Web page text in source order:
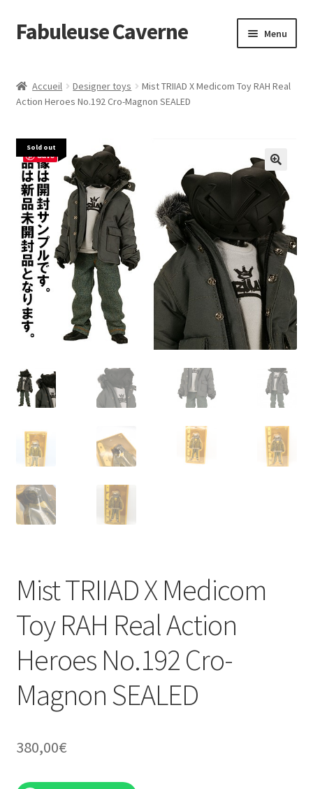
Aller
à
navigation
Aller
au
Fabuleuse Caverne Menu
En boutique
enfant
Superflat Museum Murakami
En réapprovisionnement
Accueil Designer toys
Mist TRIIAD X Medicom Toy RAH Real
Action Heroes No.192 Cro-Magnon SEALED
Sold out
Save
Mist TRIIAD X Medicom
Toy RAH Real Action
Heroes No.192 Cro-
Magnon SEALED
380,00€